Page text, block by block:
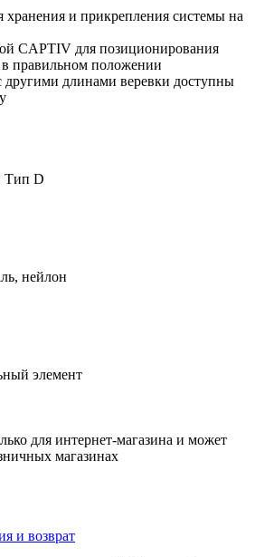
хранения и прикрепления системы на
CAPTIV для позиционирования
в правильном положении
другими длинами веревки доступны
Тип D
нейлон
элемент
для интернет-магазина и может
магазинах
и возврат